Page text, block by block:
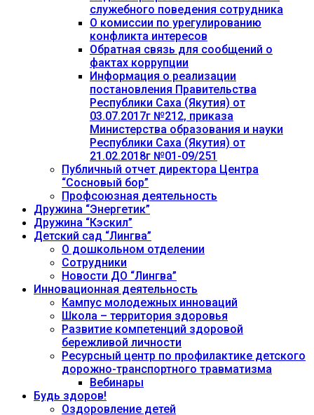
служебного поведения сотрудника
О комиссии по урегулированию
конфликта интересов
Обратная связь для сообщений о
фактах коррупции
Информация о реализации
постановления Правительства
Республики Саха (Якутия) от
03.07.2017г №212, приказа
Министерства образования и науки
Республики Саха (Якутия) от
21.02.2018г №01-09/251
Публичный отчет директора Центра
“Сосновый бор”
Профсоюзная деятельность
Дружина “Энергетик”
Дружина “Кэскил”
Детский сад “Лингва”
О дошкольном отделении
Сотрудники
Новости ДО “Лингва”
Инновационная деятельность
Кампус молодежных инноваций
Школа – территория здоровья
Развитие компетенций здоровой
бережливой личности
Ресурсный центр по профилактике детского
дорожно-транспортного травматизма
Вебинары
Будь здоров!
Оздоровление детей